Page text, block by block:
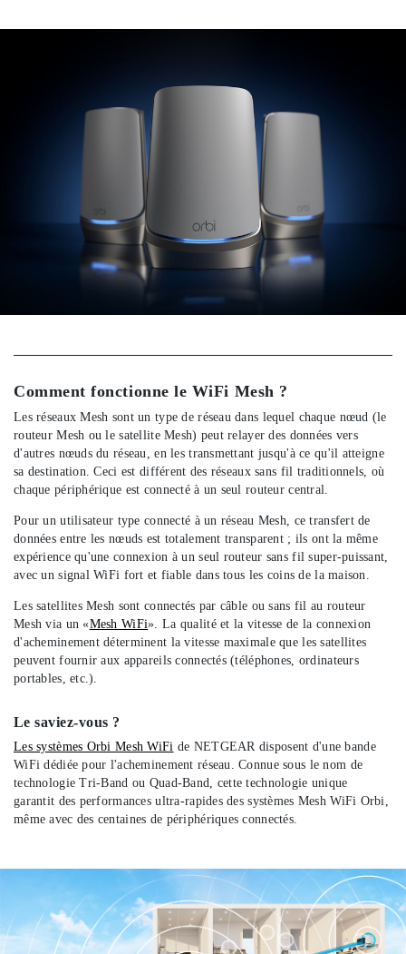
Comment fonctionne le WiFi Mesh ?
Les réseaux Mesh sont un type de réseau dans lequel chaque nœud (le
routeur Mesh ou le satellite Mesh) peut relayer des données vers
d'autres nœuds du réseau, en les transmettant jusqu'à ce qu'il atteigne
sa destination. Ceci est différent des réseaux sans fil traditionnels, où
chaque périphérique est connecté à un seul routeur central.
Pour un utilisateur type connecté à un réseau Mesh, ce transfert de
données entre les nœuds est totalement transparent ; ils ont la même
expérience qu'une connexion à un seul routeur sans fil super-puissant,
avec un signal WiFi fort et fiable dans tous les coins de la maison.
Les satellites Mesh sont connectés par câble ou sans fil au routeur
Mesh via un «Mesh WiFi». La qualité et la vitesse de la connexion
d'acheminement déterminent la vitesse maximale que les satellites
peuvent fournir aux appareils connectés (téléphones, ordinateurs
portables, etc.).
Le saviez-vous ?
Les systèmes Orbi Mesh WiFi de NETGEAR disposent d'une bande
WiFi dédiée pour l'acheminement réseau. Connue sous le nom de
technologie Tri-Band ou Quad-Band, cette technologie unique
garantit des performances ultra-rapides des systèmes Mesh WiFi Orbi,
même avec des centaines de périphériques connectés.